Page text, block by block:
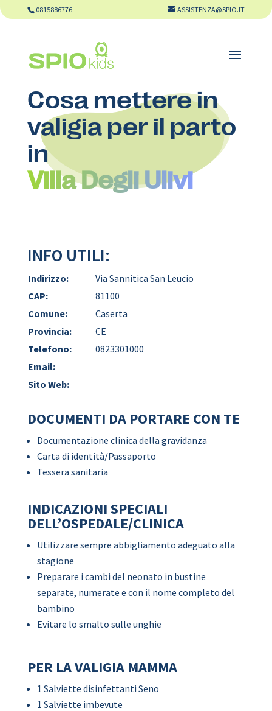
0815886776 ASSISTENZA@SPIO.IT
Cosa mettere in
valigia per il parto
in
Villa Degli Ulivi
INFO UTILI:
Indirizzo:
Via Sannitica San Leucio
CAP:
81100
Comune:
Caserta
Provincia:
CE
Telefono:
0823301000
Email:
Sito Web:
DOCUMENTI DA PORTARE CON TE
Documentazione clinica della gravidanza
Carta di identità/Passaporto
Tessera sanitaria
INDICAZIONI SPECIALI
DELL’OSPEDALE/CLINICA
Utilizzare sempre abbigliamento adeguato alla
stagione
Preparare i cambi del neonato in bustine
separate, numerate e con il nome completo del
bambino
Evitare lo smalto sulle unghie
PER LA VALIGIA MAMMA
1 Salviette disinfettanti Seno
1 Salviette imbevute